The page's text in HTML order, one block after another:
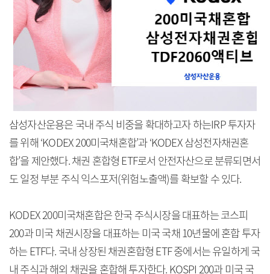
삼성자산운용은 국내 주식 비중을 확대하고자 하는IRP 투자자
를 위해 ‘KODEX 200미국채혼합’과 ‘KODEX 삼성전자채권혼
합’을 제안했다. 채권 혼합형 ETF로서 안전자산으로 분류되면서
도 일정 부분 주식 익스포저(위험노출액)를 확보할 수 있다.
KODEX 200미국채혼합은 한국 주식시장을 대표하는 코스피
200과 미국 채권시장을 대표하는 미국 국채 10년물에 혼합 투자
하는 ETF다. 국내 상장된 채권혼합형 ETF 중에서는 유일하게 국
내 주식과 해외 채권을 혼합해 투자한다. KOSPI 200과 미국 국